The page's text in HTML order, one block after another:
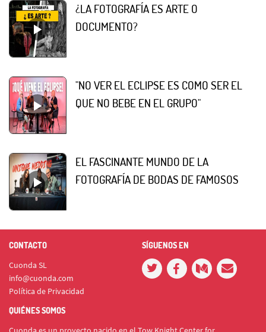
¿LA FOTOGRAFÍA ES ARTE O
DOCUMENTO?
"NO VER EL ECLIPSE ES COMO SER EL
QUE NO BEBE EN EL GRUPO"
EL FASCINANTE MUNDO DE LA
FOTOGRAFÍA DE BODAS DE FAMOSOS
CONTACTO
Cuonda SL
info@cuonda.com
Política de Privacidad
SÍGUENOS EN
QUIÉNES SOMOS